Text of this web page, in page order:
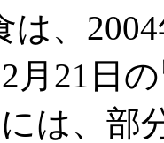
は、
月21日
は、部